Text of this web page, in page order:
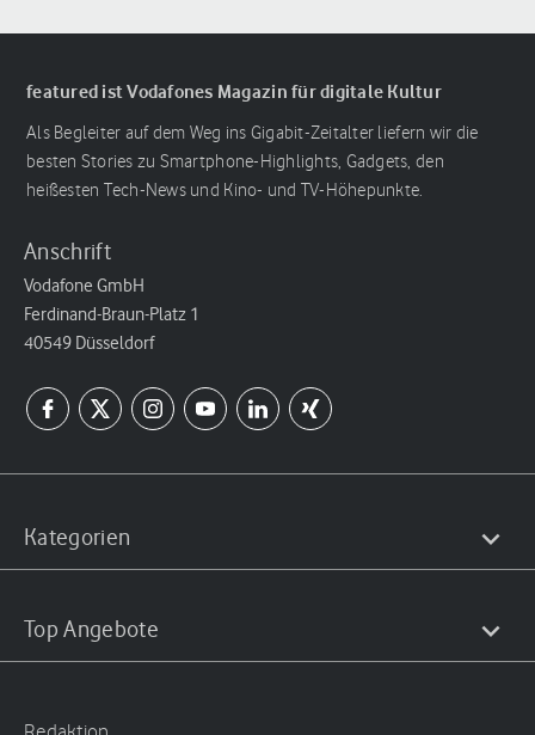
featured ist Vodafones Magazin für digitale Kultur
Als Begleiter auf dem Weg ins Gigabit-Zeitalter liefern wir die
besten Stories zu Smartphone-Highlights, Gadgets, den
heißesten Tech-News und Kino- und TV-Höhepunkte.
Anschrift
Vodafone GmbH
Ferdinand-Braun-Platz 1
40549 Düsseldorf
Kategorien
Top Angebote